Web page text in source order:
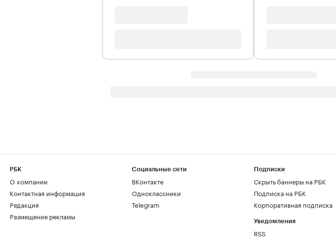
РБК
О компании
Контактная информация
Редакция
Размещение рекламы
Социальные сети
ВКонтакте
Одноклассники
Telegram
Подписки
Скрыть баннеры на РБК
Подписка на РБК
Корпоративная подписка
Уведомления
RSS